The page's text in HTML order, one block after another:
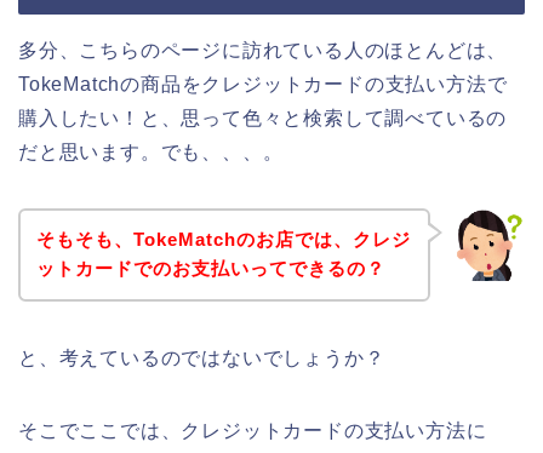
多分、こちらのページに訪れている人のほとんどは、
TokeMatchの商品をクレジットカードの支払い方法で
購入したい！と、思って色々と検索して調べているの
だと思います。でも、、、。
そもそも、TokeMatchのお店では、クレジ
ットカードでのお支払いってできるの？
と、考えているのではないでしょうか？
そこでここでは、クレジットカードの支払い方法に